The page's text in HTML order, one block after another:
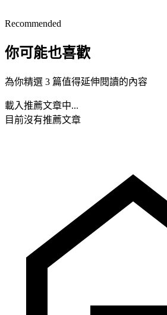
Recommended
你可能也喜歡
為你精選 3 篇值得延伸閱讀的內容
載入推薦文章中...
目前沒有推薦文章